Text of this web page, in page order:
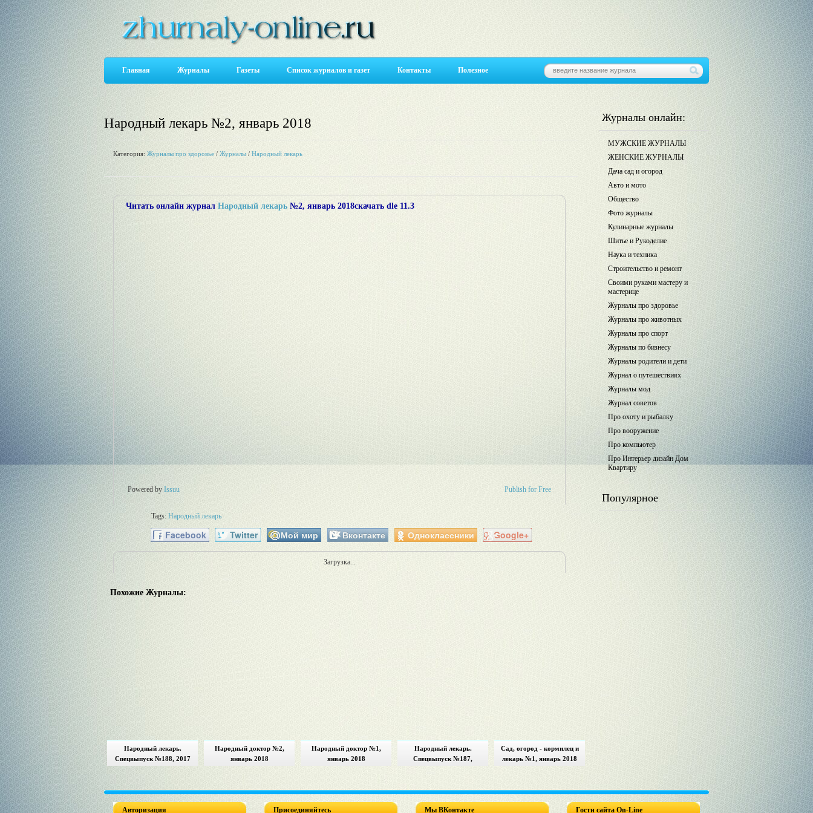
Главная Журналы Газеты Список журналов и газет Контакты Полезное
Народный лекарь №2, январь 2018
Категория: Журналы про здоровье / Журналы / Народный лекарь
Читать онлайн журнал Народный лекарь №2, январь 2018скачать dle 11.3
Powered by Issuu Publish for Free
Tags:Народный лекарь
Facebook Twitter Мой мир Вконтакте Одноклассники Google+
Загрузка...
Похожие Журналы:
Народный лекарь.
Спецвыпуск №188, 2017
Народный доктор №2,
январь 2018
Народный доктор №1,
январь 2018
Народный лекарь.
Спецвыпуск №187,
Сад, огород - кормилец и
лекарь №1, январь 2018
Журналы онлайн:
МУЖСКИЕ ЖУРНАЛЫ
ЖЕНСКИЕ ЖУРНАЛЫ
Дача сад и огород
Авто и мото
Общество
Фото журналы
Кулинарные журналы
Шитье и Рукоделие
Наука и техника
Строительство и ремонт
Своими руками мастеру и
мастерице
Журналы про здоровье
Журналы про животных
Журналы про спорт
Журналы по бизнесу
Журналы родители и дети
Журнал о путешествиях
Журналы мод
Журнал советов
Про охоту и рыбалку
Про вооружение
Про компьютер
Про Интерьер дизайн Дом
Квартиру
Популярное
Авторизация Присоединяйтесь Мы ВКонтакте Гости сайта On-Line